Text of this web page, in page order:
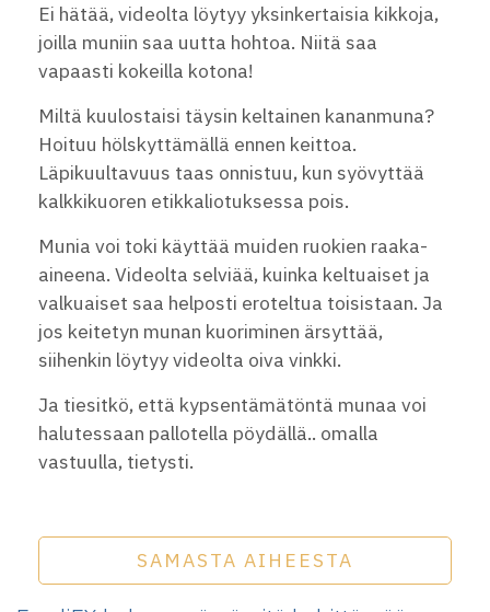
Ei hätää, videolta löytyy yksinkertaisia kikkoja,
joilla muniin saa uutta hohtoa. Niitä saa
vapaasti kokeilla kotona!
Miltä kuulostaisi täysin keltainen kananmuna?
Hoituu hölskyttämällä ennen keittoa.
Läpikuultavuus taas onnistuu, kun syövyttää
kalkkikuoren etikkaliotuksessa pois.
Munia voi toki käyttää muiden ruokien raaka-
aineena. Videolta selviää, kuinka keltuaiset ja
valkuaiset saa helposti eroteltua toisistaan. Ja
jos keitetyn munan kuoriminen ärsyttää,
siihenkin löytyy videolta oiva vinkki.
Ja tiesitkö, että kypsentämätöntä munaa voi
halutessaan pallotella pöydällä.. omalla
vastuulla, tietysti.
SAMASTA AIHEESTA